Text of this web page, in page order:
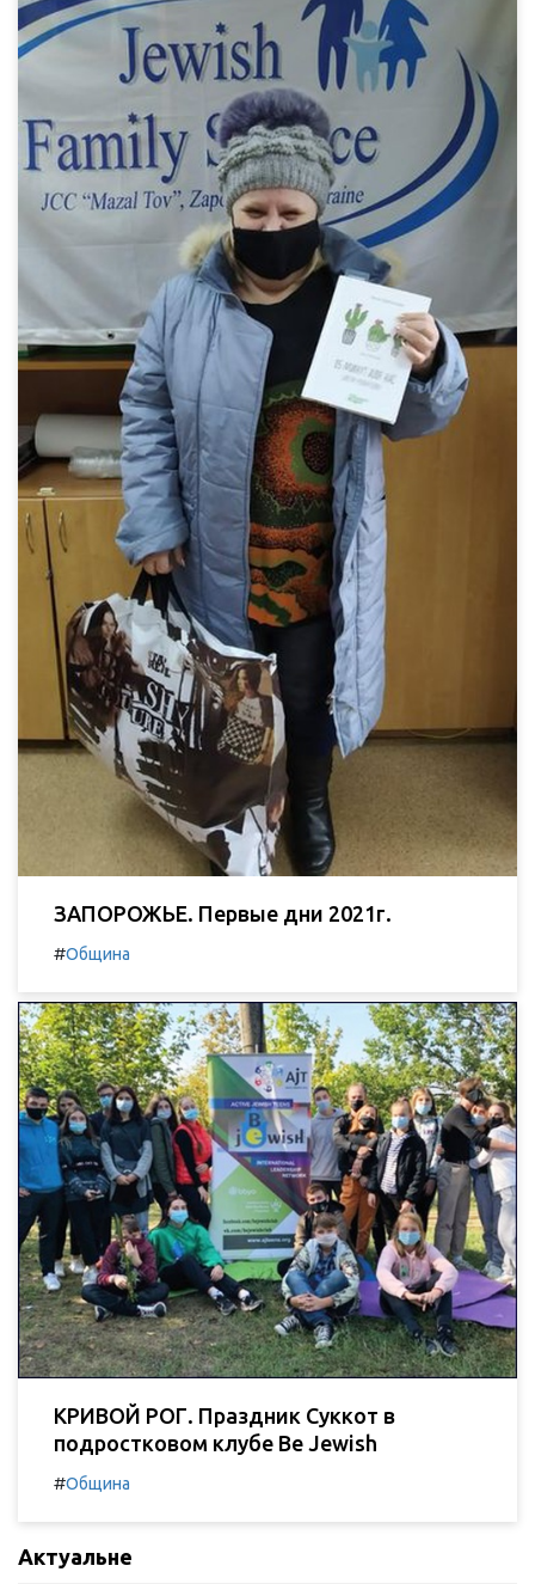
ЗАПОРОЖЬЕ. Первые дни 2021г.
#Община
КРИВОЙ РОГ. Праздник Суккот в
подростковом клубе Be Jewish
#Община
Актуальне